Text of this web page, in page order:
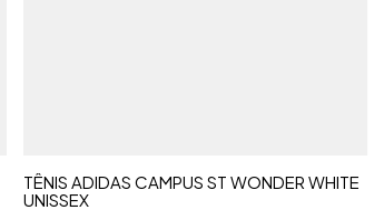
TÊNIS ADIDAS CAMPUS ST WONDER WHITE
UNISSEX